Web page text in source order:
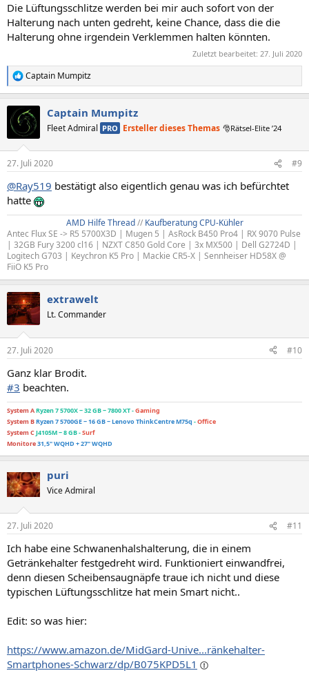
Die Lüftungsschlitze werden bei mir auch sofort von der
Halterung nach unten gedreht, keine Chance, dass die die
Halterung ohne irgendein Verklemmen halten könnten.
Zuletzt bearbeitet: 27. Juli 2020
R
e
k
t
i
e
:
Captain Mumpitz
Captain Mumpitz
Fleet Admiral PRO Ersteller dieses Themas 🎅Rätsel-Elite ’24
27. Juli 2020 #9
@Ray519 bestätigt also eigentlich genau was ich befürchtet
hatte
AMD Hilfe Thread// Kaufberatung CPU-Kühler
Antec Flux SE -> R5 5700X3D | Mugen 5 | AsRock B450 Pro4 | RX 9070 Pulse
| 32GB Fury 3200 cl16 | NZXT C850 Gold Core | 3x MX500 | Dell G2724D |
Logitech G703 | Keychron K5 Pro | Mackie CR5-X | Sennheiser HD58X @
FiiO K5 Pro
extrawelt
Lt. Commander
27. Juli 2020 #10
Ganz klar Brodit.
#3 beachten.
System ARyzen 7 5700X ~ 32 GB ~ 7800 XT -Gaming
System BRyzen 7 5700GE ~ 16 GB~ Lenovo ThinkCentre M75q -Office
System CJ4105M ~ 8 GB -Surf
Monitore31,5" WQHD +27" WQHD
puri
Vice Admiral
27. Juli 2020 #11
Ich habe eine Schwanenhalshalterung, die in einem
Getränkehalter festgedreht wird. Funktioniert einwandfrei,
denn diesen Scheibensaugnäpfe traue ich nicht und diese
typischen Lüftungsschlitze hat mein Smart nicht..
Edit: so was hier:
https://www.amazon.de/MidGard-Unive...ränkehalter-
Smartphones-Schwarz/dp/B075KPD5L1